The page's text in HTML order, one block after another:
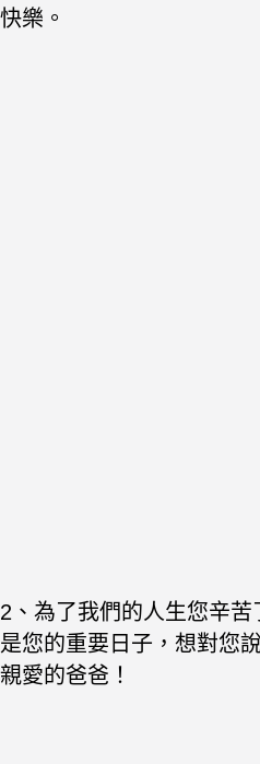
快樂。
2、為了我們的人生您辛
是您的重要日子，想對您
親愛的爸爸！